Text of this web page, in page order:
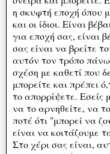
η σκυφτή εποχή όπου
και οι ίδιοι. Είναι
για εποχή σας, είναι
σας είναι να βρείτε
αυτόν τον τρόπο
σχέση με καθετί που
μπορείτε και πρέπει
το απορρίψετε. Εσείς
να το αρνηθείτε, να
ποτέ ότι "μπορεί να
είναι να κοιτάζουμε
Στο χέρι σας είναι,